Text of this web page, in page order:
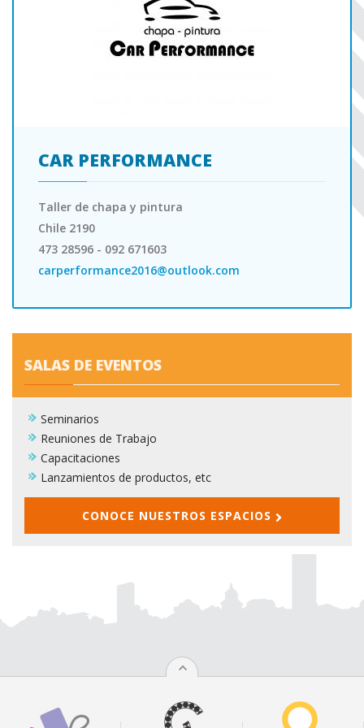
CAR PERFORMANCE
Taller de chapa y pintura
Chile 2190
473 28596 - 092 671603
carperformance2016@outlook.com
SALAS DE EVENTOS
Seminarios
Reuniones de Trabajo
Capacitaciones
Lanzamientos de productos, etc
CONOCE NUESTROS ESPACIOS